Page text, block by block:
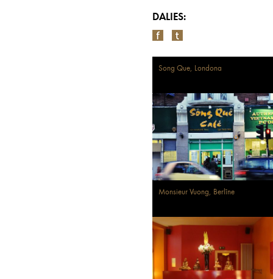
DALIES:
Song Que, Londona
Monsieur Vuong, Berlīne